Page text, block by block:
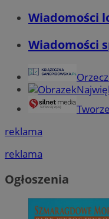
Wiadomości
Wiadomości
reklama
reklama
Ogłoszenia